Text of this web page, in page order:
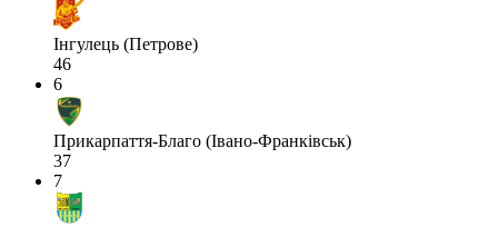
Інгулець (Петрове)
46
6
Прикарпаття-Благо (Івано-Франківськ)
37
7